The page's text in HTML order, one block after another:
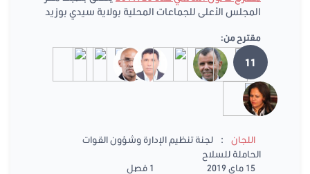
المجلس الأعلى للجماعات المحلية بولاية سيدي بوزيد
مقترح من:
11
اللجان :
لجنة تنظيم الإدارة وشؤون القوات
الحاملة للسلاح
15 ماي 2019
1 فصل